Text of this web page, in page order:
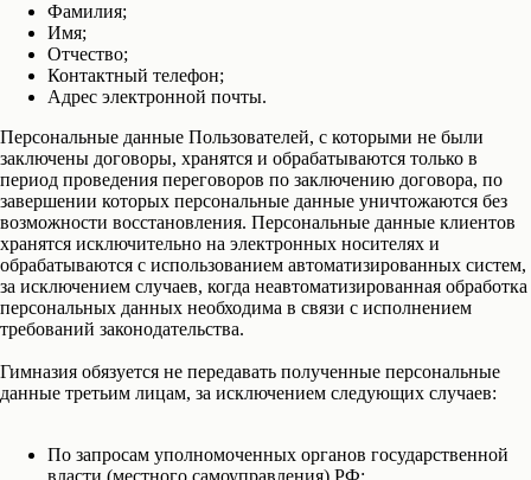
Фамилия;
Имя;
Отчество;
Контактный телефон;
Адрес электронной почты.
Персональные данные Пользователей, с которыми не были
заключены договоры, хранятся и обрабатываются только в
период проведения переговоров по заключению договора, по
завершении которых персональные данные уничтожаются без
возможности восстановления. Персональные данные клиентов
хранятся исключительно на электронных носителях и
обрабатываются с использованием автоматизированных систем,
за исключением случаев, когда неавтоматизированная обработка
персональных данных необходима в связи с исполнением
требований законодательства.
Гимназия обязуется не передавать полученные персональные
данные третьим лицам, за исключением следующих случаев:
По запросам уполномоченных органов государственной
власти (местного самоуправления) РФ;